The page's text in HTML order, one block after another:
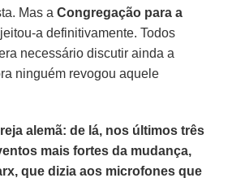
Mas aCongregação para a
a definitivamente. Todos
necessário discutir ainda a
ninguém revogou aquele
alemã: de lá, nos últimos três
mais fortes da mudança,
que dizia aos microfones que